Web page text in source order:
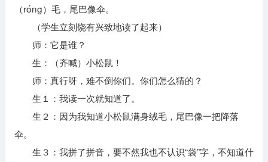
（róng）毛，尾巴像伞。
（学生立刻饶有兴致地读了起来）
师：它是谁？
生：（齐喊）小松鼠！
师：真行呀，难不倒你们。你们怎么猜的？
生１：我读一次就知道了。
生２：因为我知道小松鼠满身绒毛，尾巴像一把降落
伞。
生３：我拼了拼音，要不然我也不认识“袋”字，不知道什